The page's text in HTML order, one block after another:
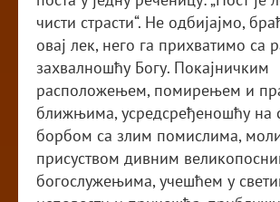
чисти страсти“. Не одбијајмо,
овај лек, него га прихватимо са
захвалношћу Богу. Покајничким
расположењем, помирењем и
ближњима, усредсређеношћу на
борбом са злим помислима,
присуством дивним
богослужењима, учешћем у